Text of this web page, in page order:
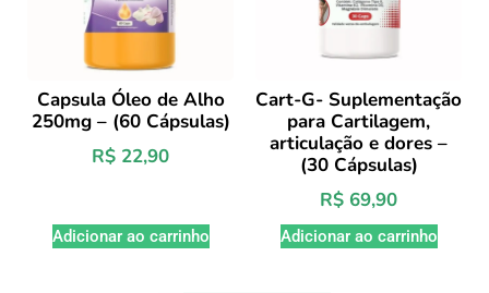
Capsula Óleo de Alho
250mg – (60 Cápsulas)
R$ 22,90
Adicionar ao carrinho
Cart-G- Suplementação
para Cartilagem,
articulação e dores –
(30 Cápsulas)
R$ 69,90
Adicionar ao carrinho